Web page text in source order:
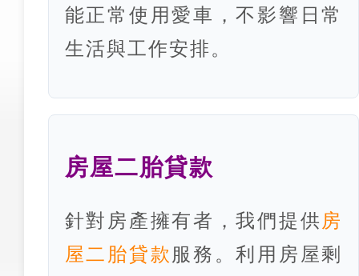
能正常使用愛車，不影響日常
生活與工作安排。
房屋二胎貸款
針對房產擁有者，我們提供 房
屋二胎貸款 服務。利用房屋剩